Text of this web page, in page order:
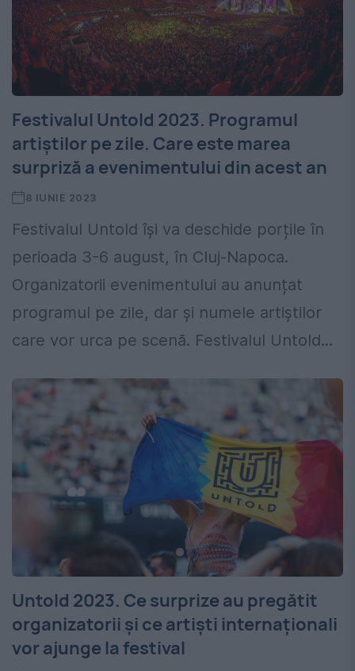
Festivalul Untold 2023. Programul
artiștilor pe zile. Care este marea
surpriză a evenimentului din acest an
8 IUNIE 2023
Festivalul Untold își va deschide porțile în
perioada 3-6 august, în Cluj-Napoca.
Organizatorii evenimentului au anunțat
programul pe zile, dar și numele artiștilor
care vor urca pe scenă. Festivalul Untold...
Untold 2023. Ce surprize au pregătit
organizatorii și ce artiști internaționali
vor ajunge la festival